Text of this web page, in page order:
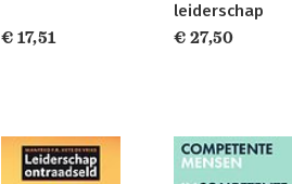
€ 17,51
leiderschap
€ 27,50